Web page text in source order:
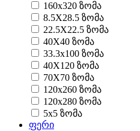
160x320 ზომა
8.5X28.5 ზომა
22.5X22.5 ზომა
40X40 ზომა
33.3x100 ზომა
40X120 ზომა
70X70 ზომა
120x260 ზომა
120x280 ზომა
5x5 ზომა
ფერი